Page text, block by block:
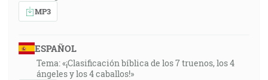
MP3
ESPAÑOL
Tema: «¡Clasificación bíblica de los 7 truenos, los 4
ángeles y los 4 caballos!»